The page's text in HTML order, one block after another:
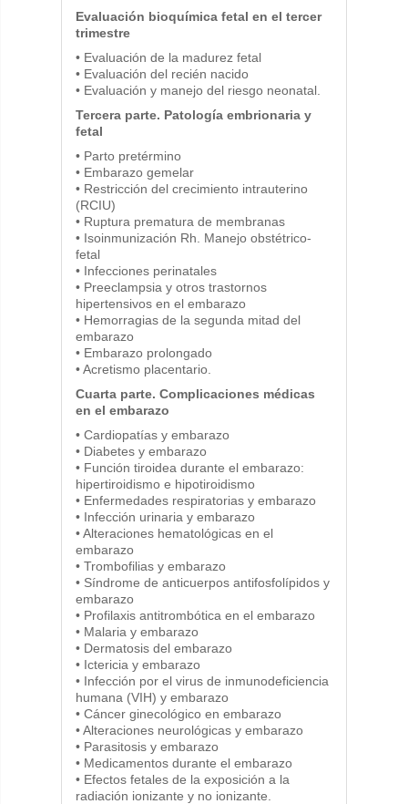
Evaluación bioquímica fetal en el tercer
trimestre
• Evaluación de la madurez fetal
• Evaluación del recién nacido
• Evaluación y manejo del riesgo neonatal.
Tercera parte. Patología embrionaria y
fetal
• Parto pretérmino
• Embarazo gemelar
• Restricción del crecimiento intrauterino
(RCIU)
• Ruptura prematura de membranas
• Isoinmunización Rh. Manejo obstétrico-
fetal
• Infecciones perinatales
• Preeclampsia y otros trastornos
hipertensivos en el embarazo
• Hemorragias de la segunda mitad del
embarazo
• Embarazo prolongado
• Acretismo placentario.
Cuarta parte. Complicaciones médicas
en el embarazo
• Cardiopatías y embarazo
• Diabetes y embarazo
• Función tiroidea durante el embarazo:
hipertiroidismo e hipotiroidismo
• Enfermedades respiratorias y embarazo
• Infección urinaria y embarazo
• Alteraciones hematológicas en el
embarazo
• Trombofilias y embarazo
• Síndrome de anticuerpos antifosfolípidos y
embarazo
• Profilaxis antitrombótica en el embarazo
• Malaria y embarazo
• Dermatosis del embarazo
• Ictericia y embarazo
• Infección por el virus de inmunodeficiencia
humana (VIH) y embarazo
• Cáncer ginecológico en embarazo
• Alteraciones neurológicas y embarazo
• Parasitosis y embarazo
• Medicamentos durante el embarazo
• Efectos fetales de la exposición a la
radiación ionizante y no ionizante.